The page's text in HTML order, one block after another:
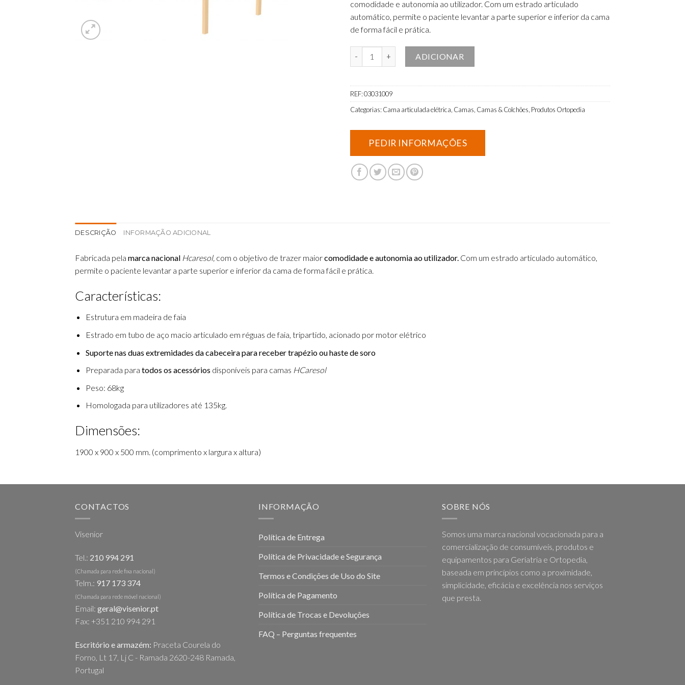
comodidade e autonomia ao utilizador. Com um estrado articulado
automático, permite o paciente levantar a parte superior e inferior da cama
de forma fácil e prática.
ADICIONAR
REF:03031009
Categorias: Cama articulada elétrica Camas Camas & Colchões Produtos Ortopedia
DESCRIÇÃO INFORMAÇÃO ADICIONAL
Fabricada pela marca nacional Hcaresol, com o objetivo de trazer maiorcomodidade e autonomia ao utilizador. Com um estrado articulado automático,
permite o paciente levantar a parte superior e inferior da cama de forma fácil e prática.
Características:
Estrutura em madeira de faia
Estrado em tubo de aço macio articulado em réguas de faia, tripartido, acionado por motor elétrico
Suporte nas duas extremidades da cabeceira para receber trapézio ou haste de soro
Preparada para todos os acessórios disponíveis para camas HCaresol
Peso: 68kg
Homologada para utilizadores até 135kg.
Dimensões:
1900 x 900 x 500 mm. (comprimento x largura x altura)
CONTACTOS
Visenior
Tel.: 210 994 291
(Chamada para rede fixa nacional)
Telm.: 917 173 374
(Chamada para rede móvel nacional)
Email: geral@visenior.pt
Fax: +351 210 994 291
Escritório e armazém: Praceta Courela do
Forno, Lt 17, Lj C - Ramada 2620-248 Ramada,
Portugal
INFORMAÇÃO
Política de Entrega
Política de Privacidade e Segurança
Termos e Condições de Uso do Site
Política de Pagamento
Política de Trocas e Devoluções
FAQ – Perguntas frequentes
SOBRE NÓS
Somos uma marca nacional vocacionada para a
comercialização de consumíveis, produtos e
equipamentos para Geriatria e Ortopedia,
baseada em princípios como a proximidade,
simplicidade, eficácia e excelência nos serviços
que presta.